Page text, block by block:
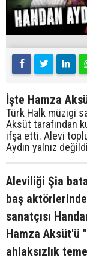
İşte Hamza
Türk Halk müzigi
Aksüt tarafından
ifşa etti. Alevi
Aydın yalnız
Aleviliği Şia
baş
sanatçısı
Hamza
ahlaksızlık